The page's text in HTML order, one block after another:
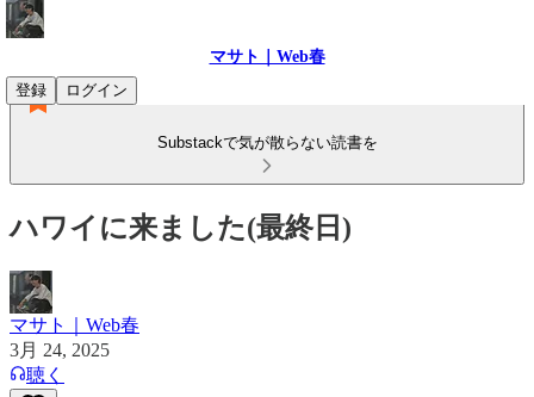
マサト｜Web春
登録
ログイン
Substackで気が散らない読書を
ハワイに来ました(最終日)
マサト｜Web春
3月 24, 2025
聴く